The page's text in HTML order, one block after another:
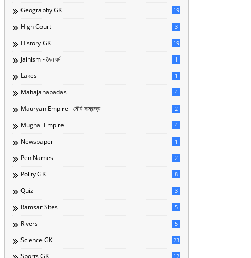
Geography GK 19
High Court 3
History GK 19
Jainism - জৈন ধর্ম 1
Lakes 1
Mahajanapadas 4
Mauryan Empire - মৌর্য সাম্রাজ্য 2
Mughal Empire 4
Newspaper 1
Pen Names 2
Polity GK 8
Quiz 3
Ramsar Sites 5
Rivers 5
Science GK 23
Sports GK 12